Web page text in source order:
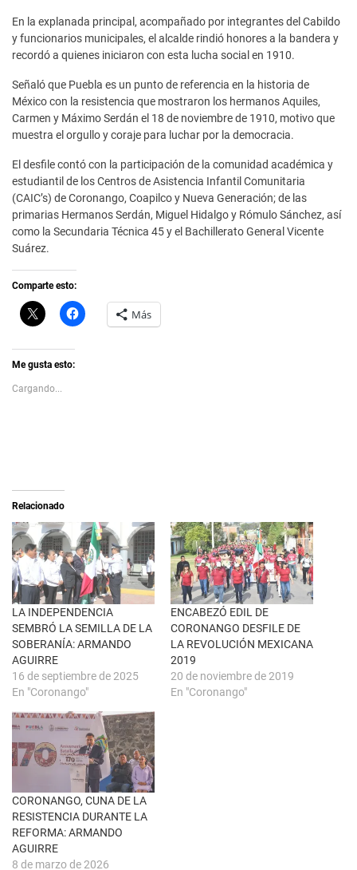
En la explanada principal, acompañado por integrantes del Cabildo
y funcionarios municipales, el alcalde rindió honores a la bandera y
recordó a quienes iniciaron con esta lucha social en 1910.
Señaló que Puebla es un punto de referencia en la historia de
México con la resistencia que mostraron los hermanos Aquiles,
Carmen y Máximo Serdán el 18 de noviembre de 1910, motivo que
muestra el orgullo y coraje para luchar por la democracia.
El desfile contó con la participación de la comunidad académica y
estudiantil de los Centros de Asistencia Infantil Comunitaria
(CAIC’s) de Coronango, Coapilco y Nueva Generación; de las
primarias Hermanos Serdán, Miguel Hidalgo y Rómulo Sánchez, así
como la Secundaria Técnica 45 y el Bachillerato General Vicente
Suárez.
Comparte esto:
C
l
k
t
s
h
e
b
r
e
e
n
u
n
a
v
e
n
t
a
n
a
n
u
e
v
)
H
a
e
n
F
a
c
e
b
o
o
k
(
S
e
r
e
e
u
n
v
e
n
t
n
a
n
u
e
a
Más
Me gusta esto:
Cargando...
Relacionado
LA INDEPENDENCIA
SEMBRÓ LA SEMILLA DE LA
SOBERANÍA: ARMANDO
AGUIRRE
16 de septiembre de 2025
En "Coronango"
ENCABEZÓ EDIL DE
CORONANGO DESFILE DE
LA REVOLUCIÓN MEXICANA
2019
20 de noviembre de 2019
En "Coronango"
CORONANGO, CUNA DE LA
RESISTENCIA DURANTE LA
REFORMA: ARMANDO
AGUIRRE
8 de marzo de 2026